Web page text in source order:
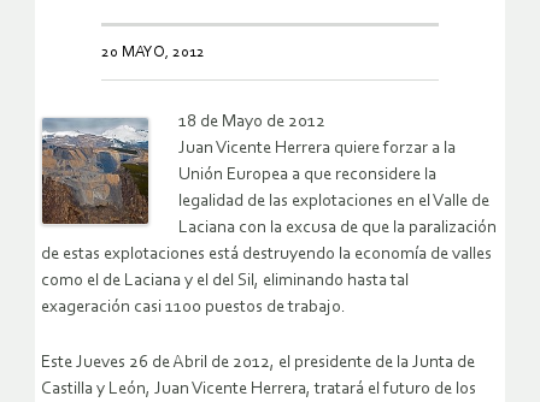
20 MAYO, 2012
18 de Mayo de 2012
Juan Vicente Herrera quiere forzar a la
Unión Europea a que reconsidere la
legalidad de las explotaciones en el Valle de
Laciana con la excusa de que la paralización
de estas explotaciones está destruyendo la economía de valles
como el de Laciana y el del Sil, eliminando hasta tal
exageración casi 1100 puestos de trabajo.
Este Jueves 26 de Abril de 2012, el presidente de la Junta de
Castilla y León, Juan Vicente Herrera, tratará el futuro de los